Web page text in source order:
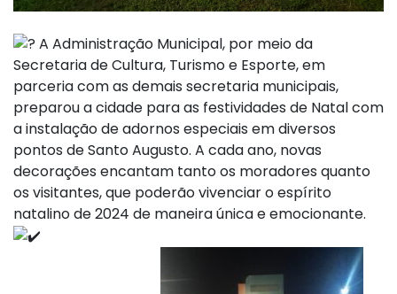
A Administração Municipal, por meio da
Secretaria de Cultura, Turismo e Esporte, em
parceria com as demais secretaria municipais,
preparou a cidade para as festividades de Natal com
a instalação de adornos especiais em diversos
pontos de Santo Augusto. A cada ano, novas
decorações encantam tanto os moradores quanto
os visitantes, que poderão vivenciar o espírito
natalino de 2024 de maneira única e emocionante.